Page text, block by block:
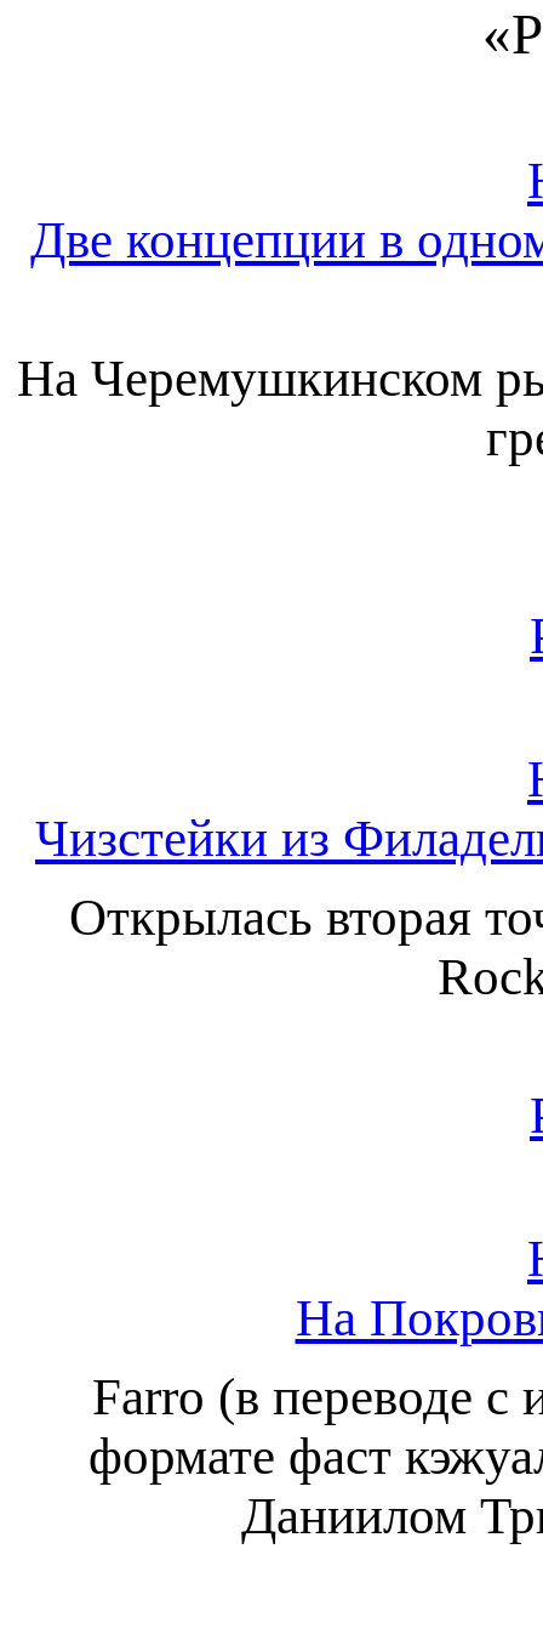
Две концепции в
На Черемушкинском
Чизстейки из
Открылась вторая
На
Farro (в переводе с
формате фаст
Даниилом